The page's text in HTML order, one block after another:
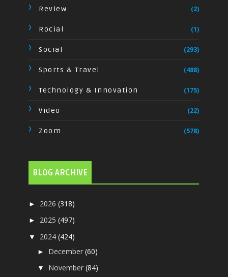
Review (2)
Rocial (1)
Social (293)
Sports & Travel (488)
Technology & Innovation (175)
Video (22)
Zoom (578)
BLOG ARCHIVE
► 2026(318)
► 2025(497)
▼ 2024(424)
► December(60)
▼ November(84)